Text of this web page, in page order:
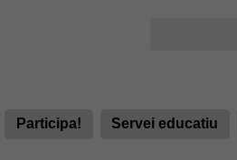
Participa! Servei educatiu